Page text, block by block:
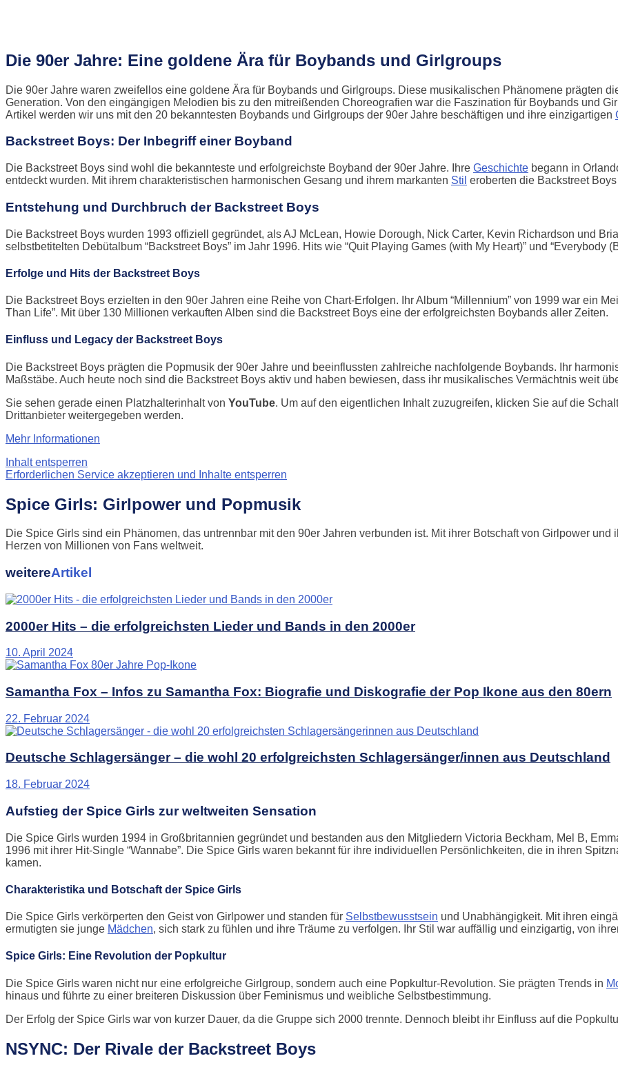
Die 90er Jahre: Eine goldene Ära für Boybands und Girlgroups
Die 90er Jahre waren zweifellos eine goldene Ära für Boybands und Girlgroups. Diese musikalischen Phänomene prägten
Generation. Von den eingängigen Melodien bis zu den mitreißenden Choreografien war die Faszination für Boybands und
Artikel werden wir uns mit den 20 bekanntesten Boybands und Girlgroups der 90er Jahre beschäftigen und ihre einzigartigen
Backstreet Boys: Der Inbegriff einer Boyband
Die Backstreet Boys sind wohl die bekannteste und erfolgreichste Boyband der 90er Jahre. Ihre Geschichte begann in
entdeckt wurden. Mit ihrem charakteristischen harmonischen Gesang und ihrem markanten Stil eroberten die Backstreet
Entstehung und Durchbruch der Backstreet Boys
Die Backstreet Boys wurden 1993 offiziell gegründet, als AJ McLean, Howie Dorough, Nick Carter, Kevin Richardson und
selbstbetitelten Debütalbum “Backstreet Boys” im Jahr 1996. Hits wie “Quit Playing Games (with My Heart)” und “Everybody
Erfolge und Hits der Backstreet Boys
Die Backstreet Boys erzielten in den 90er Jahren eine Reihe von Chart-Erfolgen. Ihr Album “Millennium” von 1999 war ein
Than Life”. Mit über 130 Millionen verkauften Alben sind die Backstreet Boys eine der erfolgreichsten Boybands aller Zeiten.
Einfluss und Legacy der Backstreet Boys
Die Backstreet Boys prägten die Popmusik der 90er Jahre und beeinflussten zahlreiche nachfolgende Boybands. Ihr
Maßstäbe. Auch heute noch sind die Backstreet Boys aktiv und haben bewiesen, dass ihr musikalisches Vermächtnis weit
Sie sehen gerade einen Platzhalterinhalt von YouTube. Um auf den eigentlichen Inhalt zuzugreifen, klicken Sie auf die
Drittanbieter weitergegeben werden.
Mehr Informationen
Inhalt entsperren
Erforderlichen Service akzeptieren und Inhalte entsperren
Spice Girls: Girlpower und Popmusik
Die Spice Girls sind ein Phänomen, das untrennbar mit den 90er Jahren verbunden ist. Mit ihrer Botschaft von Girlpower
Herzen von Millionen von Fans weltweit.
weitereArtikel
2000er Hits – die erfolgreichsten Lieder und Bands in den 2000er
10. April 2024
Samantha Fox – Infos zu Samantha Fox: Biografie und Diskografie der Pop Ikone aus den 80ern
22. Februar 2024
Deutsche Schlagersänger – die wohl 20 erfolgreichsten Schlagersänger/innen aus Deutschland
18. Februar 2024
Aufstieg der Spice Girls zur weltweiten Sensation
Die Spice Girls wurden 1994 in Großbritannien gegründet und bestanden aus den Mitgliedern Victoria Beckham, Mel B,
1996 mit ihrer Hit-Single “Wannabe”. Die Spice Girls waren bekannt für ihre individuellen Persönlichkeiten, die in ihren
kamen.
Charakteristika und Botschaft der Spice Girls
Die Spice Girls verkörperten den Geist von Girlpower und standen für Selbstbewusstsein und Unabhängigkeit. Mit ihren
ermutigten sie junge Mädchen, sich stark zu fühlen und ihre Träume zu verfolgen. Ihr Stil war auffällig und einzigartig, von
Spice Girls: Eine Revolution der Popkultur
Die Spice Girls waren nicht nur eine erfolgreiche Girlgroup, sondern auch eine Popkultur-Revolution. Sie prägten Trends in
hinaus und führte zu einer breiteren Diskussion über Feminismus und weibliche Selbstbestimmung.
Der Erfolg der Spice Girls war von kurzer Dauer, da die Gruppe sich 2000 trennte. Dennoch bleibt ihr Einfluss auf die
NSYNC: Der Rivale der Backstreet Boys